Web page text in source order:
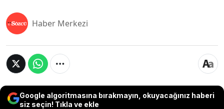
Haber Merkezi
Google algoritmasına bırakmayın, okuyacağınız haberi
siz seçin! Tıkla ve ekle